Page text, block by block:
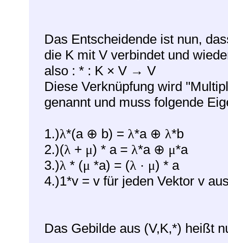
Das Entscheidende ist nun,
die K mit V verbindet und
also : * : K × V → V
Diese Verknüpfung wird
genannt und muss folgende
1.)λ*(a ⊕ b) = λ*a ⊕ λ*b
2.)(λ + μ) * a = λ*a ⊕ μ*a
3.)λ * (μ *a) = (λ · μ) * a
4.)1*v = v für jeden Vektor v
Das Gebilde aus (V,K,*) heißt